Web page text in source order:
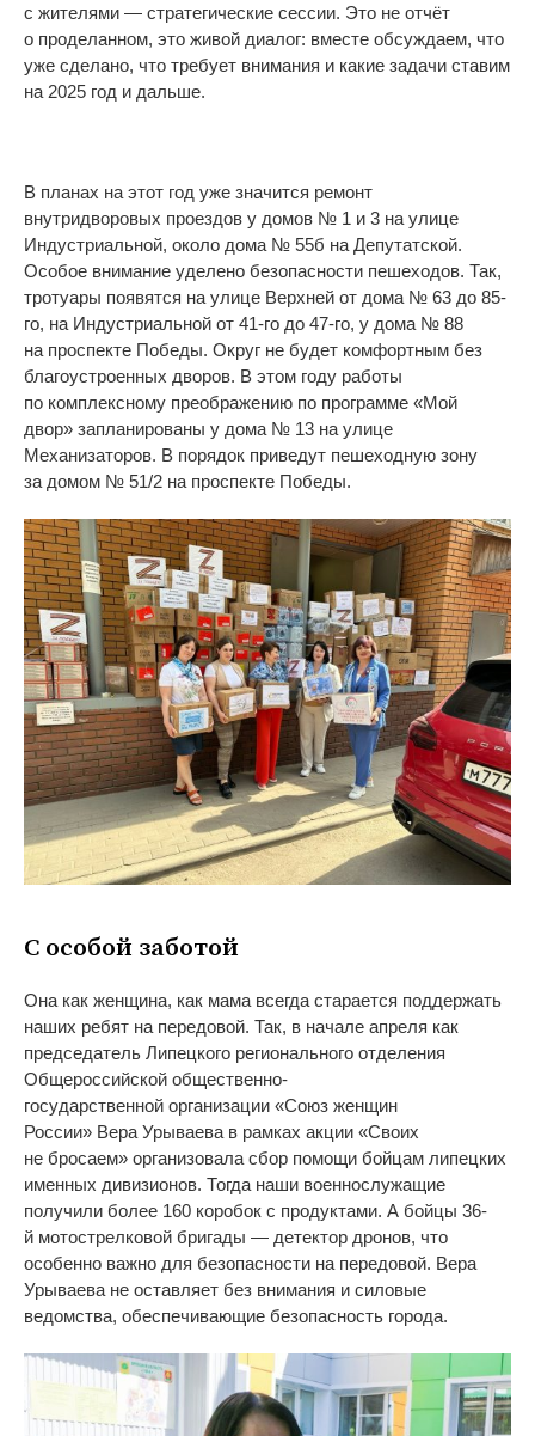
с жителями — стратегические сессии. Это не отчёт
о проделанном, это живой диалог: вместе обсуждаем, что
уже сделано, что требует внимания и какие задачи ставим
на 2025 год и дальше.
В планах на этот год уже значится ремонт
внутридворовых проездов у домов № 1 и 3 на улице
Индустриальной, около дома № 55б на Депутатской.
Особое внимание уделено безопасности пешеходов. Так,
тротуары появятся на улице Верхней от дома № 63 до 85-
го, на Индустриальной от 41-го до 47-го, у дома № 88
на проспекте Победы. Округ не будет комфортным без
благоустроенных дворов. В этом году работы
по комплексному преображению по программе «Мой
двор» запланированы у дома № 13 на улице
Механизаторов. В порядок приведут пешеходную зону
за домом № 51/2 на проспекте Победы.
С особой заботой
Она как женщина, как мама всегда старается поддержать
наших ребят на передовой. Так, в начале апреля как
председатель Липецкого регионального отделения
Общероссийской общественно-
государственной организации «Союз женщин
России» Вера Урываева в рамках акции «Своих
не бросаем» организовала сбор помощи бойцам липецких
именных дивизионов. Тогда наши военнослужащие
получили более 160 коробок с продуктами. А бойцы 36-
й мотострелковой бригады — детектор дронов, что
особенно важно для безопасности на передовой. Вера
Урываева не оставляет без внимания и силовые
ведомства, обеспечивающие безопасность города.